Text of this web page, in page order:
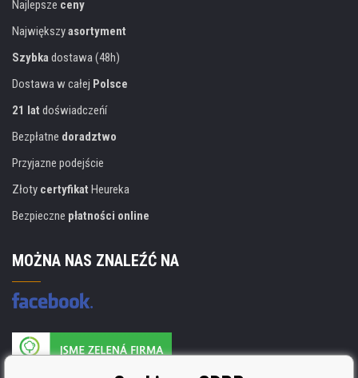
Najlepsze ceny
Największyasortyment
Szybka dostawa (48h)
Dostawa w całej Polsce
21 lat doświadczeńí
Bezpłatne doradztwo
Przyjazne podejście
Złoty certyfikat Heureka
Bezpieczne płatności online
MOŻNA NAS ZNALEŹĆ NA